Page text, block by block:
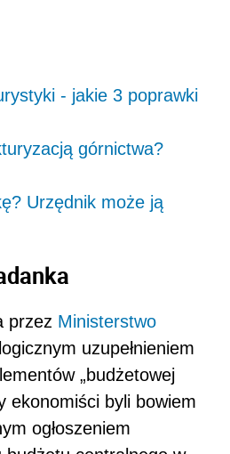
przez
uzupełnieniem
„budżetowej
ekonomiści byli bowiem
ogłoszeniem
budżetu centralnego w
Tej góry pieniędzy nijak
do wydatków w
faktu, że deficyt całego
na lata 2020-
Według metodologii
bieżącym roku ponad
PKB. Dodatkowo rząd